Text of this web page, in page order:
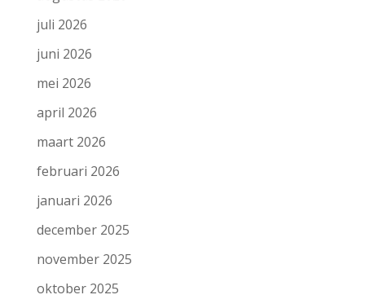
juli 2026
juni 2026
mei 2026
april 2026
maart 2026
februari 2026
januari 2026
december 2025
november 2025
oktober 2025